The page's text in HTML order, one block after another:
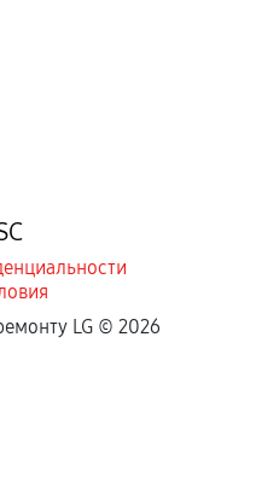
LG © 2026